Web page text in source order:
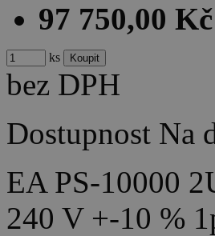
97 750,00 Kč
ks
bez DPH
Dostupnost Na
EA PS-10000
240 V +-10 %